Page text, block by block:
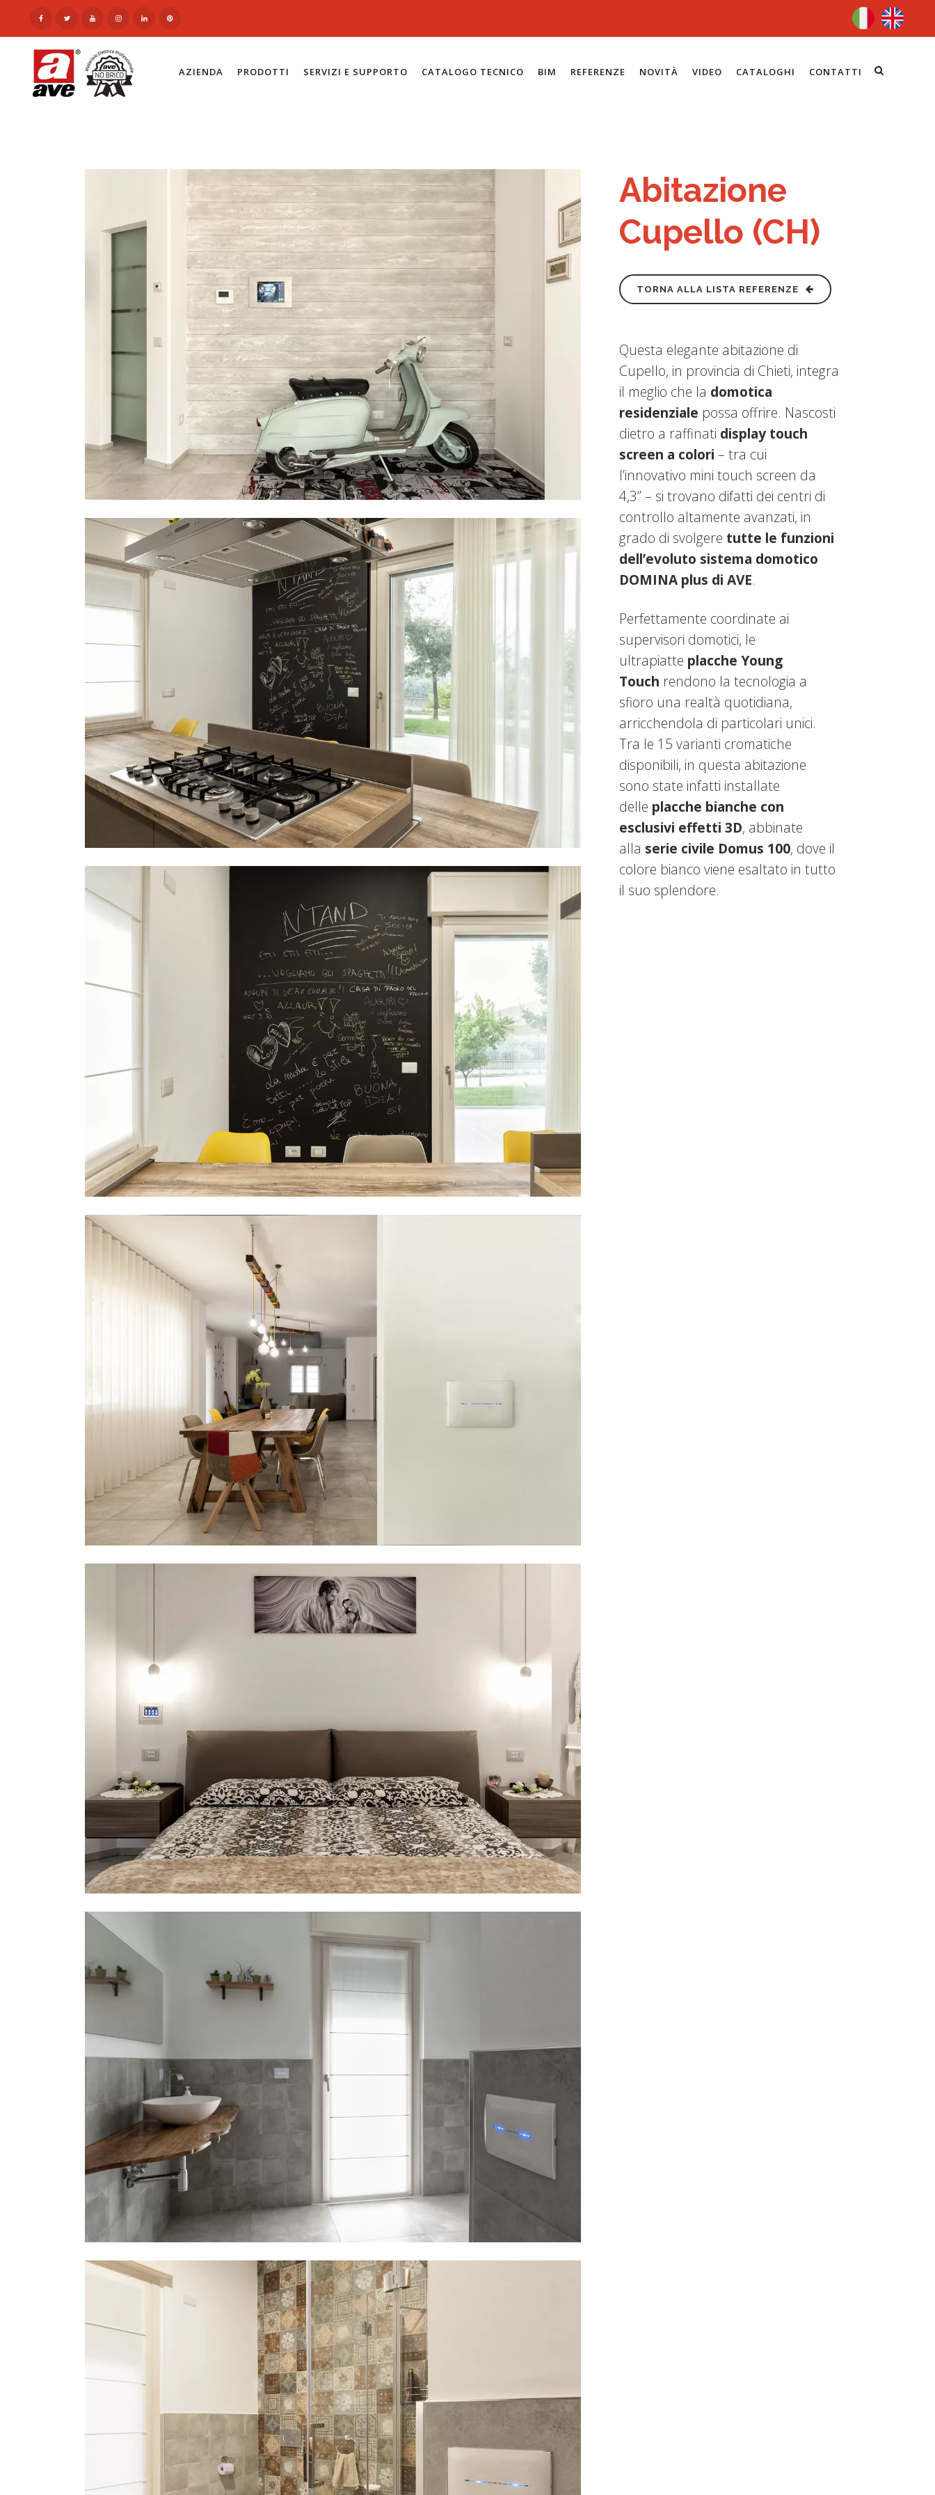
AZIENDA PRODOTTI SERVIZI E SUPPORTO CATALOGO TECNICO BIM REFERENZE NOVITÀ VIDEO CATALOGHI CONTATTI
Abitazione
Cupello (CH)
TORNA ALLA LISTA REFERENZE
Questa elegante abitazione di
Cupello, in provincia di Chieti, integra
il meglio che la domotica
residenziale possa offrire. Nascosti
dietro a raffinati display touch
screen a colori– tra cui
l’innovativo mini touch screen da
4,3”– si trovano difatti dei centri di
controllo altamente avanzati, in
grado di svolgere tutte le funzioni
dell’evoluto sistema domotico
DOMINA plus di AVE.
Perfettamente coordinate ai
supervisori domotici, le
ultrapiatte placche Young
Touch rendono la tecnologia a
sfioro una realtà quotidiana,
arricchendola di particolari unici.
Tra le 15 varianti cromatiche
disponibili, in questa abitazione
sono state infatti installate
delle placche bianche con
esclusivi effetti 3D, abbinate
alla serie civile Domus 100, dove il
colore bianco viene esaltato in tutto
il suo splendore.